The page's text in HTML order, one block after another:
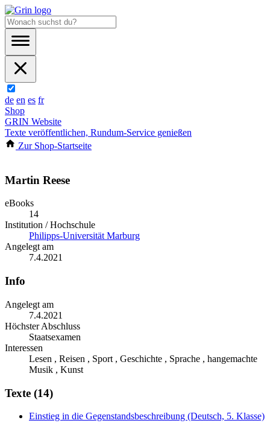
de en es fr
Shop
GRIN Website
Texte veröffentlichen, Rundum-Service genießen
Zur Shop-Startseite
Martin Reese
eBooks
14
Institution / Hochschule
Philipps-Universität Marburg
Angelegt am
7.4.2021
Info
Angelegt am
7.4.2021
Höchster Abschluss
Staatsexamen
Interessen
Lesen , Reisen , Sport , Geschichte , Sprache , hangemachte
Musik , Kunst
Texte (14)
Einstieg in die Gegenstandsbeschreibung (Deutsch, 5. Klasse)